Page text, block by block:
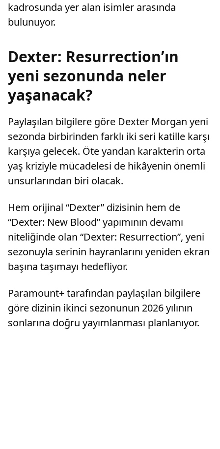
kadrosunda yer alan isimler arasında
bulunuyor.
Dexter: Resurrection’ın
yeni sezonunda neler
yaşanacak?
Paylaşılan bilgilere göre Dexter Morgan yeni
sezonda birbirinden farklı iki seri katille karşı
karşıya gelecek. Öte yandan karakterin orta
yaş kriziyle mücadelesi de hikâyenin önemli
unsurlarından biri olacak.
Hem orijinal “Dexter” dizisinin hem de
“Dexter: New Blood” yapımının devamı
niteliğinde olan “Dexter: Resurrection”, yeni
sezonuyla serinin hayranlarını yeniden ekran
başına taşımayı hedefliyor.
Paramount+ tarafından paylaşılan bilgilere
göre dizinin ikinci sezonunun 2026 yılının
sonlarına doğru yayımlanması planlanıyor.